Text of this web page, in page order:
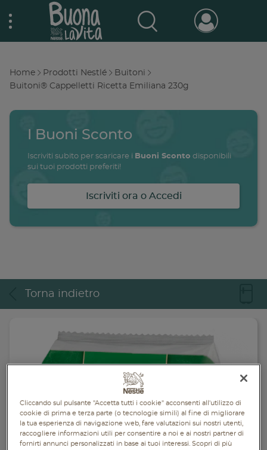
to
Nestlé Buona la vita
navigation
Buono a sapersi
Ricette
Primi piatti
Piatti unici
Dolci
Bevande
Vegetariane
Senza glutine
Buoni sconto
Breadcrumb
Home Prodotti Nestlé
Buitoni
Buitoni® Cappelletti Ricetta Emiliana 230g
I Buoni Sconto
Iscriviti subito per scaricare i Buoni Sconto disponibili
sui tuoi prodotti preferiti!
Iscriviti ora o Accedi
Torna indietro
Cliccando sul pulsante "Accetta tutti i cookie" acconsenti all'utilizzo di
cookie di prima e terza parte (o tecnologie simili) al fine di migliorare
la tua esperienza di navigazione web, fare valutazioni sui nostri utenti,
raccogliere informazioni utili per consentire a noi e ai nostri partner di
fornirti annunci personalizzati in base ai tuoi interessi. Scopri di più